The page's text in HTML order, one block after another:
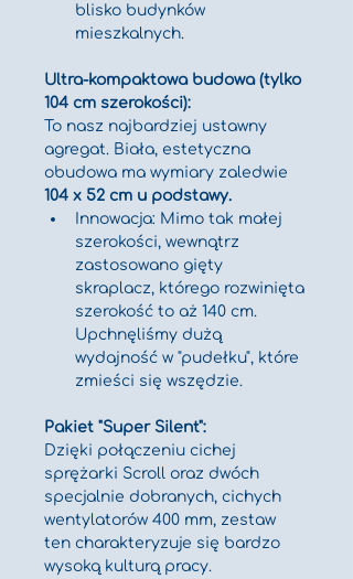
blisko budynków
mieszkalnych.
Ultra-kompaktowa budowa (tylko
104 cm szerokości):
To nasz najbardziej ustawny
agregat. Biała, estetyczna
obudowa ma wymiary zaledwie
104 x 52 cm u podstawy.
Innowacja: Mimo tak małej
szerokości, wewnątrz
zastosowano gięty
skraplacz, którego rozwinięta
szerokość to aż 140 cm.
Upchnęliśmy dużą
wydajność w "pudełku", które
zmieści się wszędzie.
Pakiet "Super Silent":
Dzięki połączeniu cichej
sprężarki Scroll oraz dwóch
specjalnie dobranych, cichych
wentylatorów 400 mm, zestaw
ten charakteryzuje się bardzo
wysoką kulturą pracy.